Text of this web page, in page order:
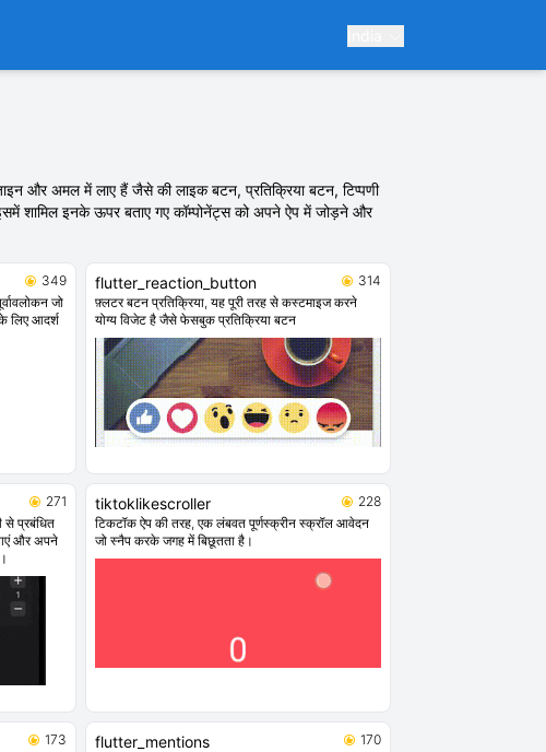
और अमल में लाए हैं जैसे की लाइक बटन, प्रतिक्रिया बटन, टिप्पणी
शामिल इनके ऊपर बताए गए कॉम्पोनेंट्स को अपने ऐप में जोड़ने और
349
जो
लिए आदर्श
flutter_reaction_button
314
फ़्लटर बटन प्रतिक्रिया, यह पूरी तरह से कस्टमाइज करने
योग्य विजेट है जैसे फेसबुक प्रतिक्रिया बटन
271
से प्रबंधित
और अपने
tiktoklikescroller
228
टिकटॉक ऐप की तरह, एक लंबवत पूर्णस्क्रीन स्क्रॉल आवेदन
जो स्नैप करके जगह में बिछूतता है।
173
flutter_mentions
170